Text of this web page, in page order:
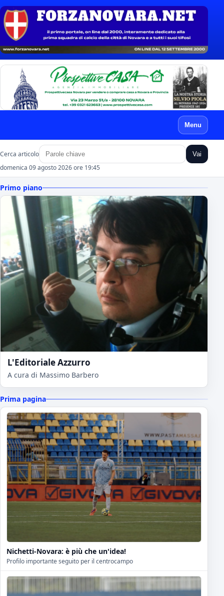
Menu
Cerca articolo Vai
domenica 09 agosto 2026 ore 19:45
Primo piano
L'Editoriale Azzurro
A cura di Massimo Barbero
Prima pagina
Nichetti-Novara: è più che un'idea!
Profilo importante seguito per il centrocampo